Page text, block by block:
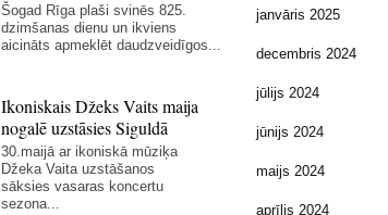
Šogad Rīga plaši svinēs 825.
dzimšanas dienu un ikviens
aicināts apmeklēt daudzveidīgos...
Ikoniskais Džeks Vaits maija
nogalē uzstāsies Siguldā
30.maijā ar ikoniskā mūziķa
Džeka Vaita uzstāšanos
sāksies vasaras koncertu
sezona...
janvāris 2025
decembris 2024
jūlijs 2024
jūnijs 2024
maijs 2024
aprīlis 2024